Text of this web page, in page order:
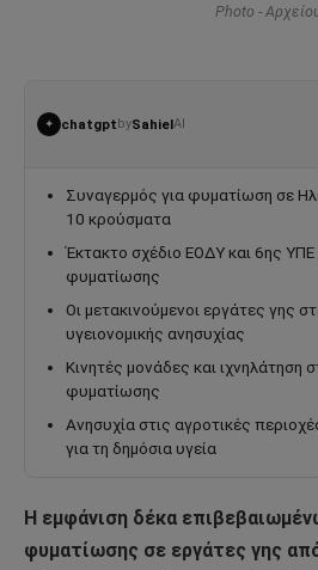
Photo -
✦ chatgpt bySahielAI
Συναγερμός για φυματίωση σε
10 κρούσματα
Έκτακτο σχέδιο ΕΟΔΥ και 6ης ΥΠΕ
φυματίωσης
Οι μετακινούμενοι εργάτες γης
υγειονομικής ανησυχίας
Κινητές μονάδες και ιχνηλάτηση
φυματίωσης
Ανησυχία στις αγροτικές
για τη δημόσια υγεία
Η εμφάνιση δέκα
φυματίωσης σε εργάτες γης